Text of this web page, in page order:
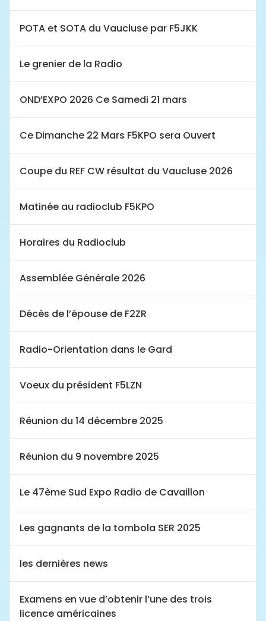
POTA et SOTA du Vaucluse par F5JKK
Le grenier de la Radio
OND’EXPO 2026 Ce Samedi 21 mars
Ce Dimanche 22 Mars F5KPO sera Ouvert
Coupe du REF CW résultat du Vaucluse 2026
Matinée au radioclub F5KPO
Horaires du Radioclub
Assemblée Générale 2026
Décès de l’épouse de F2ZR
Radio-Orientation dans le Gard
Voeux du président F5LZN
Réunion du 14 décembre 2025
Réunion du 9 novembre 2025
Le 47ème Sud Expo Radio de Cavaillon
Les gagnants de la tombola SER 2025
les dernières news
Examens en vue d’obtenir l’une des trois
licence américaines